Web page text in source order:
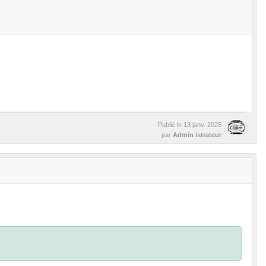
Publié le 13 janv. 2025
par Admin istrateur